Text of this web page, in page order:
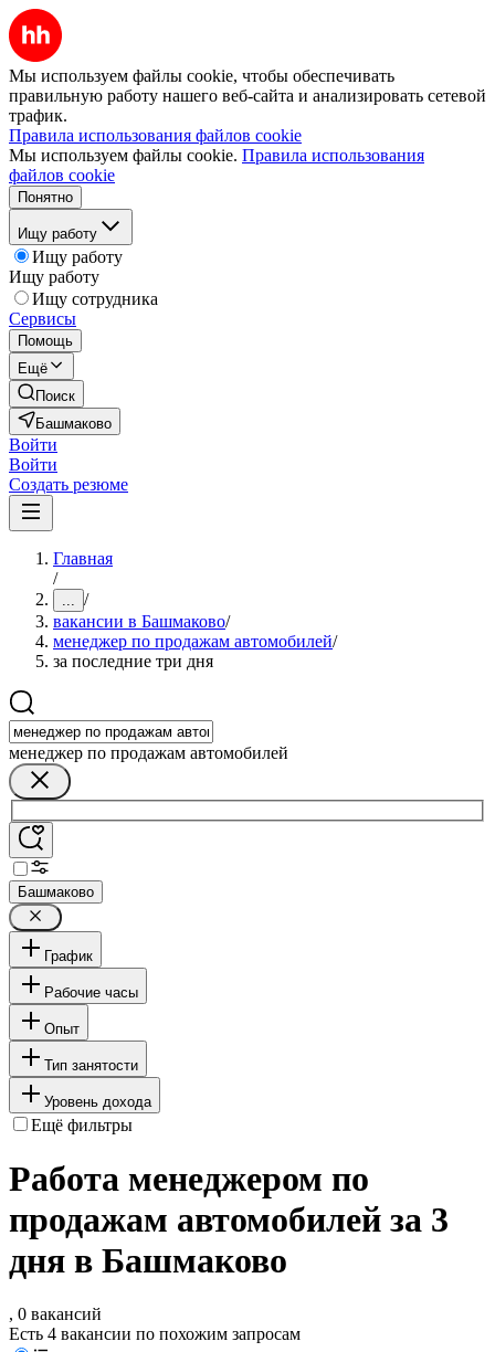
Мы используем файлы cookie, чтобы обеспечивать
правильную работу нашего веб-сайта и анализировать сетевой
трафик.
Правила использования файлов cookie
Мы используем файлы cookie. Правила использования
файлов cookie
Понятно
Ищу работу
Ищу работу
Ищу работу
Ищу сотрудника
Сервисы
Помощь
Ещё
Поиск
Башмаково
Войти
Войти
Создать резюме
Главная
/
... /
вакансии в Башмаково/
менеджер по продажам автомобилей/
за последние три дня
менеджер по продажам автомобилей
Башмаково
График
Рабочие часы
Опыт
Тип занятости
Уровень дохода
Ещё фильтры
Работа менеджером по
продажам автомобилей за 3
дня в Башмаково
, 0 вакансий
Есть 4 вакансии по похожим запросам